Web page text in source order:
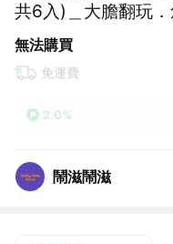
共6入)＿大膽翻玩
盒_企業送禮
無法購買
免運費
2.0%
鬧滋鬧滋